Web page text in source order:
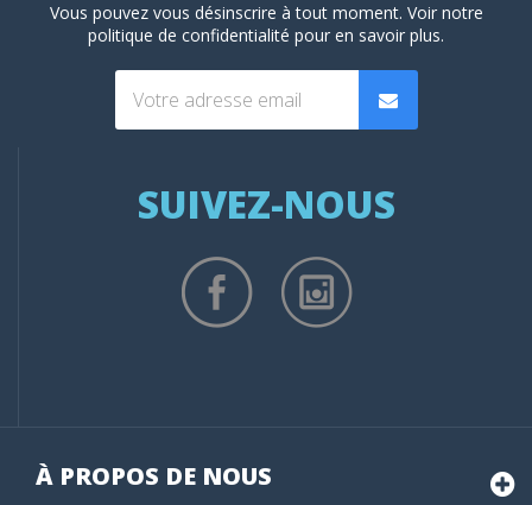
Vous pouvez vous désinscrire à tout moment. Voir notre
politique de confidentialité pour en savoir plus.
SUIVEZ-NOUS
À PROPOS DE NOUS